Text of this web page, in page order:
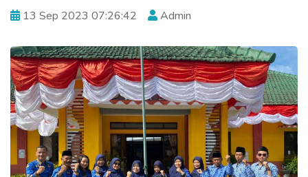
13 Sep 2023 07:26:42 Admin